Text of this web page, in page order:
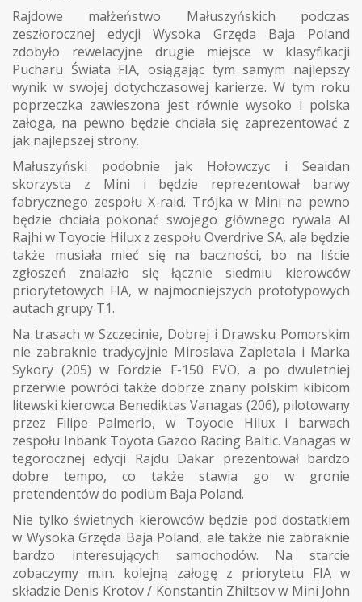
Rajdowe małżeństwo Małuszyńskich podczas
zeszłorocznej edycji Wysoka Grzęda Baja Poland
zdobyło rewelacyjne drugie miejsce w klasyfikacji
Pucharu Świata FIA, osiągając tym samym najlepszy
wynik w swojej dotychczasowej karierze. W tym roku
poprzeczka zawieszona jest równie wysoko i polska
załoga, na pewno będzie chciała się zaprezentować z
jak najlepszej strony.
Małuszyński podobnie jak Hołowczyc i Seaidan
skorzysta z Mini i będzie reprezentował barwy
fabrycznego zespołu X-raid. Trójka w Mini na pewno
będzie chciała pokonać swojego głównego rywala Al
Rajhi w Toyocie Hilux z zespołu Overdrive SA, ale będzie
także musiała mieć się na baczności, bo na liście
zgłoszeń znalazło się łącznie siedmiu kierowców
priorytetowych FIA, w najmocniejszych prototypowych
autach grupy T1.
Na trasach w Szczecinie, Dobrej i Drawsku Pomorskim
nie zabraknie tradycyjnie Miroslava Zapletala i Marka
Sykory (205) w Fordzie F-150 EVO, a po dwuletniej
przerwie powróci także dobrze znany polskim kibicom
litewski kierowca Benediktas Vanagas (206), pilotowany
przez Filipe Palmerio, w Toyocie Hilux i barwach
zespołu Inbank Toyota Gazoo Racing Baltic. Vanagas w
tegorocznej edycji Rajdu Dakar prezentował bardzo
dobre tempo, co także stawia go w gronie
pretendentów do podium Baja Poland.
Nie tylko świetnych kierowców będzie pod dostatkiem
w Wysoka Grzęda Baja Poland, ale także nie zabraknie
bardzo interesujących samochodów. Na starcie
zobaczymy m.in. kolejną załogę z priorytetu FIA w
składzie Denis Krotov / Konstantin Zhiltsov w Mini John